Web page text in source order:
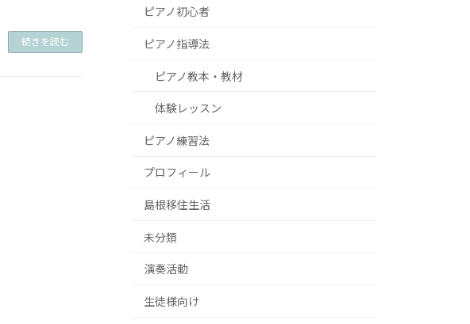
続きを読む
ピアノ初心者
ピアノ指導法
ピアノ教本・教材
体験レッスン
ピアノ練習法
プロフィール
島根移住生活
未分類
演奏活動
生徒様向け